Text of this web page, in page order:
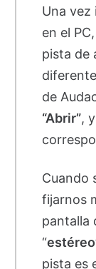
Una vez
en el
pista de
de
“Abrir”,
Cuando
fijarnos
pantalla
“estéreo
pista es